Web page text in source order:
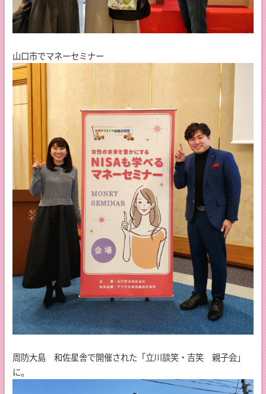
山口市でマネーセミナー
周防大島 和佐星舎で開催された「立川談笑・吉笑 親子会」
に。